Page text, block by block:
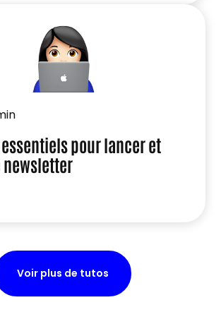
pour lancer et
newsletter
Voir plus de tutos